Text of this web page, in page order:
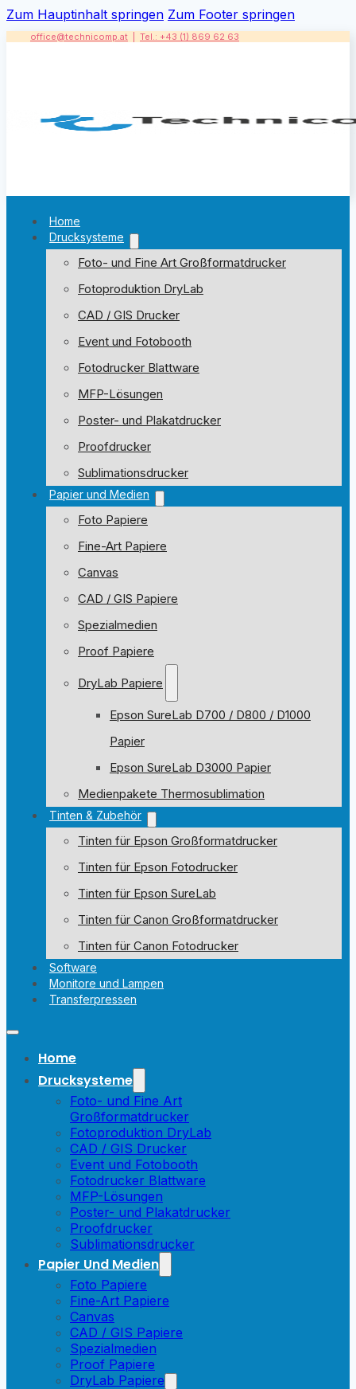
Zum Hauptinhalt springen Zum Footer springen
office@technicomp.at Tel.: +43 (1) 869 62 63
Home
Drucksysteme
Foto- und Fine Art Großformatdrucker
Fotoproduktion DryLab
CAD / GIS Drucker
Event und Fotobooth
Fotodrucker Blattware
MFP-Lösungen
Poster- und Plakatdrucker
Proofdrucker
Sublimationsdrucker
Papier und Medien
Foto Papiere
Fine-Art Papiere
Canvas
CAD / GIS Papiere
Spezialmedien
Proof Papiere
DryLab Papiere
Epson SureLab D700 / D800 / D1000
Papier
Epson SureLab D3000 Papier
Medienpakete Thermosublimation
Tinten & Zubehör
Tinten für Epson Großformatdrucker
Tinten für Epson Fotodrucker
Tinten für Epson SureLab
Tinten für Canon Großformatdrucker
Tinten für Canon Fotodrucker
Software
Monitore und Lampen
Transferpressen
Home
Drucksysteme
Foto- und Fine Art
Großformatdrucker
Fotoproduktion DryLab
CAD / GIS Drucker
Event und Fotobooth
Fotodrucker Blattware
MFP-Lösungen
Poster- und Plakatdrucker
Proofdrucker
Sublimationsdrucker
Papier Und Medien
Foto Papiere
Fine-Art Papiere
Canvas
CAD / GIS Papiere
Spezialmedien
Proof Papiere
DryLab Papiere